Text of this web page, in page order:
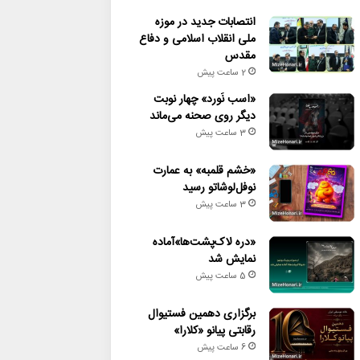
انتصابات جدید در موزه
ملی انقلاب اسلامی و دفاع
مقدس
2 ساعت پیش
«اسب نَورد» چهار نوبت
دیگر روی صحنه می‌ماند
3 ساعت پیش
«خشم قلمبه» به عمارت
نوفل‌لوشاتو رسید
3 ساعت پیش
«دره لاک‌پشت‌ها»آماده
نمایش شد
5 ساعت پیش
برگزاری دهمین فستیوال
رقابتی پیانو «کلارا»
6 ساعت پیش